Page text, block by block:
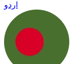
اردو